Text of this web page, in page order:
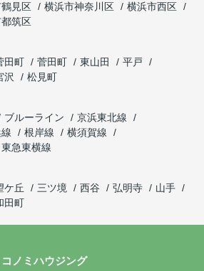
見区 横浜市神奈川区
横浜市西区
筑区
田町 菅田町 東山田
平戸
沢
松見町
ブルーライン
京浜東北線
根岸線
横須賀線
東急東横線
ケ丘 三ツ境 西谷 弘明寺
山手
田町
コノミハウジング